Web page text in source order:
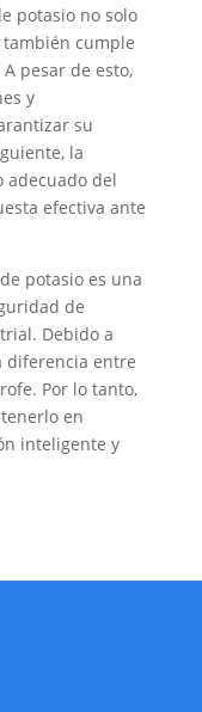
potasio no solo
cumple
pesar de esto,
y
su
la
adecuado del
efectiva ante
potasio es una
de
Debido a
diferencia entre
Por lo tanto,
en
inteligente y